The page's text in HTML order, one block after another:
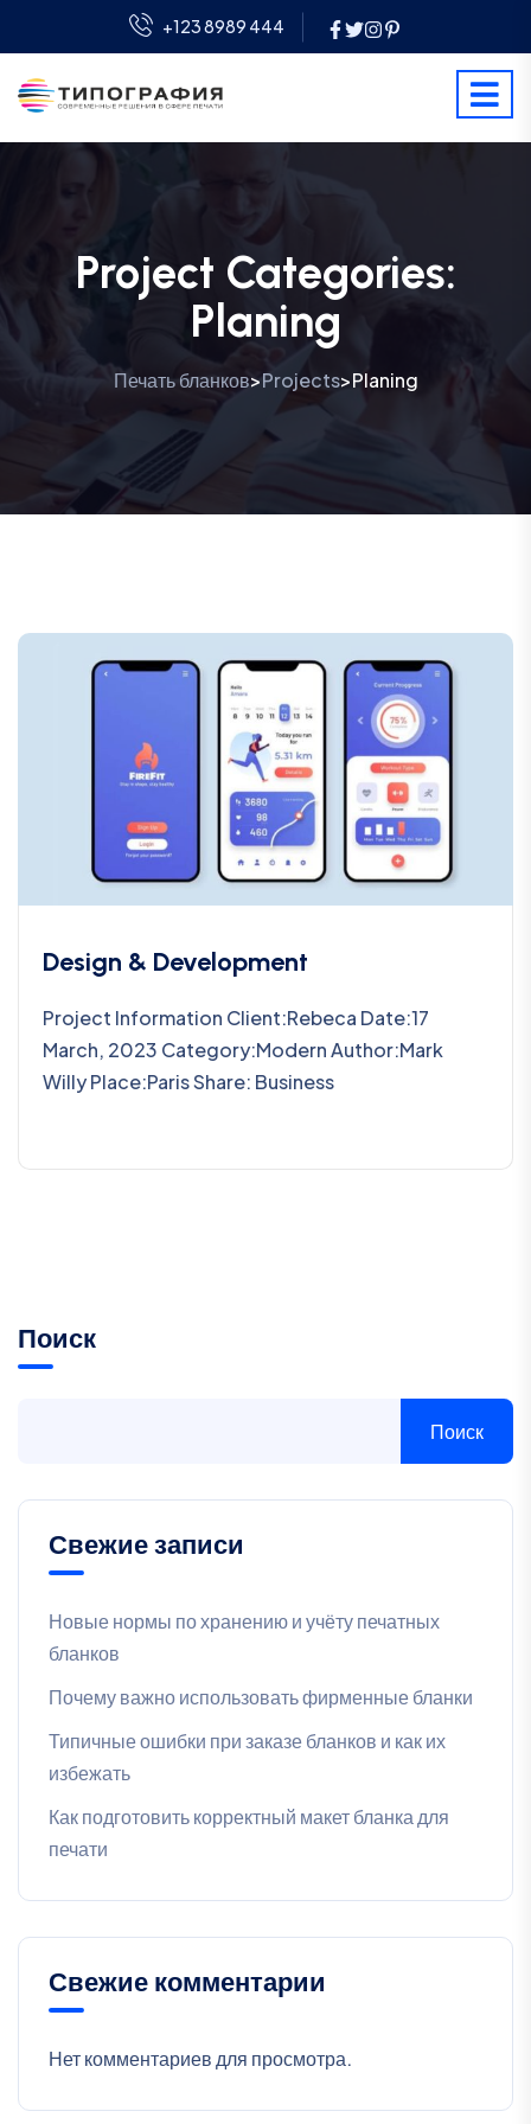
+123 8989 444
Project Categories:
Planing
Печать бланков>Projects>Planing
Design & Development
Project Information Client:Rebeca Date:17
March, 2023 Category:Modern Author:Mark
Willy Place:Paris Share: Business
Поиск
Поиск
Свежие записи
Новые нормы по хранению и учёту печатных
бланков
Почему важно использовать фирменные бланки
Типичные ошибки при заказе бланков и как их
избежать
Как подготовить корректный макет бланка для
печати
Свежие комментарии
Нет комментариев для просмотра.